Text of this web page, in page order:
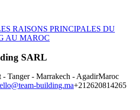
RAISONS PRINCIPALES DU
AU MAROC
SARL
- Tanger - Marrakech - AgadirMaroc
building.ma+212620814265